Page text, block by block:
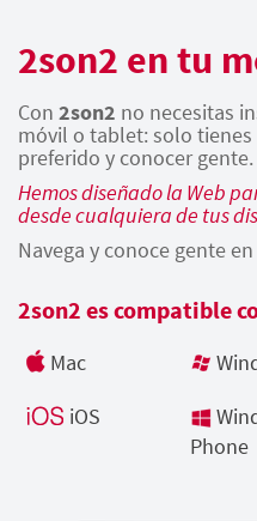
2son2 en tu
Con 2son2 no necesitas
móvil o tablet: solo
preferido y conocer gente.
Hemos diseñado la Web
desde cualquiera de tus
Navega y conoce gente en
2son2 es compatible
Mac
iOS
Phone